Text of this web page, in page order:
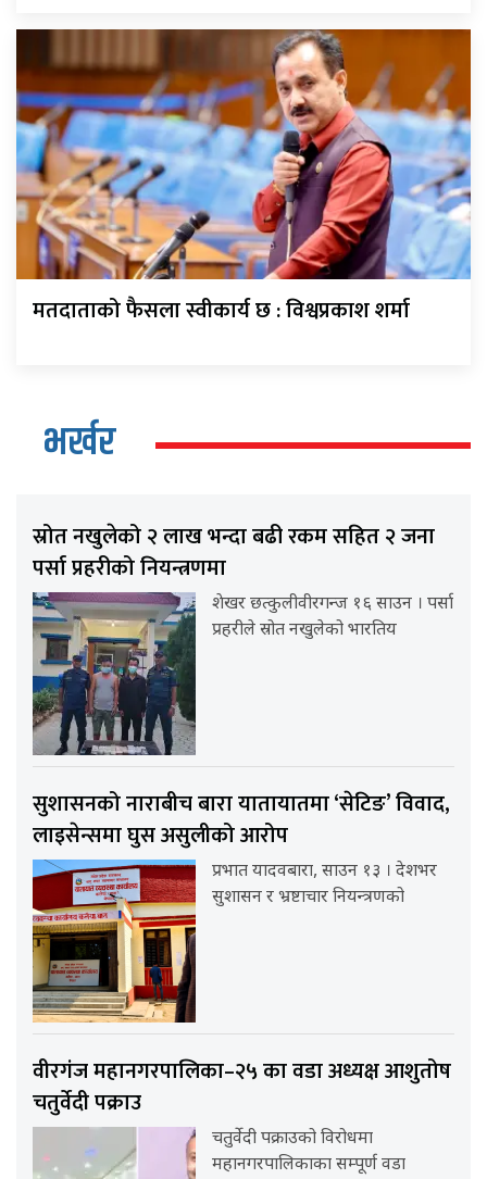
मतदाताको फैसला स्वीकार्य छ : विश्वप्रकाश शर्मा
भर्खर
स्रोत नखुलेको २ लाख भन्दा बढी रकम सहित २ जना
पर्सा प्रहरीको नियन्त्रणमा
शेखर छत्कुलीवीरगन्ज १६ साउन । पर्सा
प्रहरीले स्रोत नखुलेको भारतिय
सुशासनको नाराबीच बारा यातायातमा ‘सेटिङ’ विवाद,
लाइसेन्समा घुस असुलीको आरोप
प्रभात यादवबारा, साउन १३ । देशभर
सुशासन र भ्रष्टाचार नियन्त्रणको
वीरगंज महानगरपालिका–२५ का वडा अध्यक्ष आशुतोष
चतुर्वेदी पक्राउ
चतुर्वेदी पक्राउको विरोधमा
महानगरपालिकाका सम्पूर्ण वडा